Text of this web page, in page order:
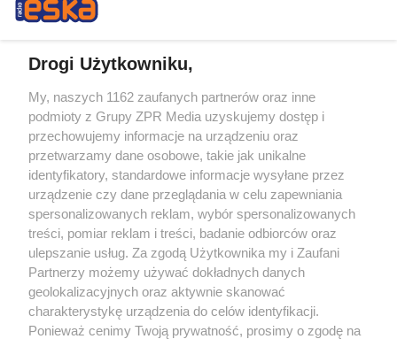
Drogi Użytkowniku,
My, naszych 1162 zaufanych partnerów oraz inne
podmioty z Grupy ZPR Media uzyskujemy dostęp i
przechowujemy informacje na urządzeniu oraz
przetwarzamy dane osobowe, takie jak unikalne
identyfikatory, standardowe informacje wysyłane przez
urządzenie czy dane przeglądania w celu zapewniania
spersonalizowanych reklam, wybór spersonalizowanych
treści, pomiar reklam i treści, badanie odbiorców oraz
ulepszanie usług. Za zgodą Użytkownika my i Zaufani
Partnerzy możemy używać dokładnych danych
geolokalizacyjnych oraz aktywnie skanować
charakterystykę urządzenia do celów identyfikacji.
Ponieważ cenimy Twoją prywatność, prosimy o zgodę na